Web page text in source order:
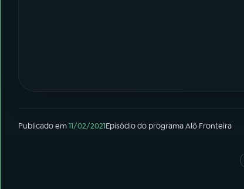
Publicado em11/02/2021Episódiodo programaAlô Fronteira